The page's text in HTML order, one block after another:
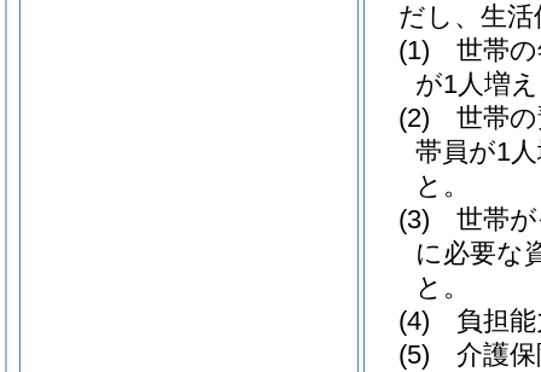
だし、生
(1)
世帯
が1人増
(2)
世帯
帯員が1
と。
(3)
世帯
に必要な
と。
(4)
負担
(5)
介護